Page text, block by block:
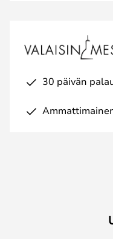
30 päivän